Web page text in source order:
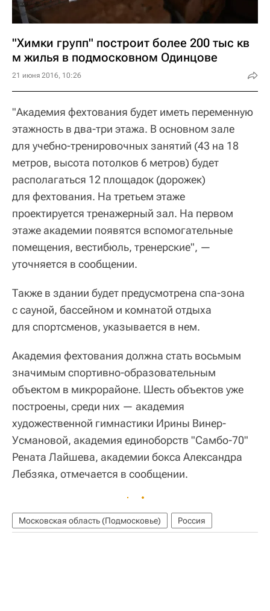
"Химки групп" построит более 200 тыс кв
м жилья в подмосковном Одинцове
21 июня 2016, 10:26
"Академия фехтования будет иметь переменную
этажность в два-три этажа. В основном зале
для учебно-тренировочных занятий (43 на 18
метров, высота потолков 6 метров) будет
располагаться 12 площадок (дорожек)
для фехтования. На третьем этаже
проектируется тренажерный зал. На первом
этаже академии появятся вспомогательные
помещения, вестибюль, тренерские", —
уточняется в сообщении.
Также в здании будет предусмотрена спа-зона
с сауной, бассейном и комнатой отдыха
для спортсменов, указывается в нем.
Академия фехтования должна стать восьмым
значимым спортивно-образовательным
объектом в микрорайоне. Шесть объектов уже
построены, среди них — академия
художественной гимнастики Ирины Винер-
Усмановой, академия единоборств "Самбо-70"
Рената Лайшева, академии бокса Александра
Лебзяка, отмечается в сообщении.
Московская область (Подмосковье) Россия